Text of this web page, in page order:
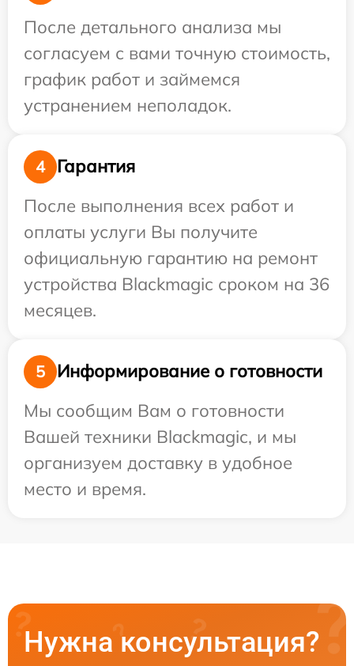
После детального анализа мы
согласуем с вами точную стоимость,
график работ и займемся
устранением неполадок.
4
Гарантия
После выполнения всех работ и
оплаты услуги Вы получите
официальную гарантию на ремонт
устройства Blackmagic сроком на 36
месяцев.
5
Информирование о готовности
Мы сообщим Вам о готовности
Вашей техники Blackmagic, и мы
организуем доставку в удобное
место и время.
Нужна консультация?